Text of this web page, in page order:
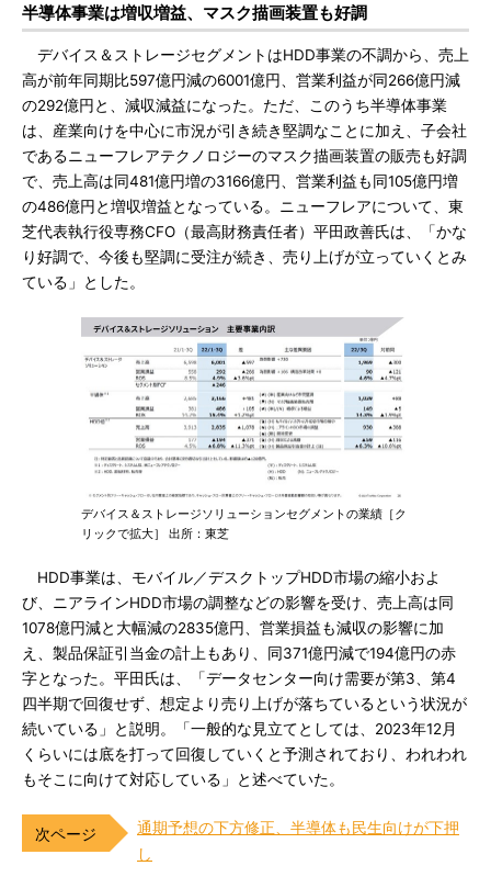
半導体事業は増収増益、マスク描画装置も好調
デバイス＆ストレージセグメントはHDD事業の不調から、売上
高が前年同期比597億円減の6001億円、営業利益が同266億円減
の292億円と、減収減益になった。ただ、このうち半導体事業
は、産業向けを中心に市況が引き続き堅調なことに加え、子会社
であるニューフレアテクノロジーのマスク描画装置の販売も好調
で、売上高は同481億円増の3166億円、営業利益も同105億円増
の486億円と増収増益となっている。ニューフレアについて、東
芝代表執行役専務CFO（最高財務責任者）平田政善氏は、「かな
り好調で、今後も堅調に受注が続き、売り上げが立っていくとみ
ている」とした。
デバイス＆ストレージソリューションセグメントの業績［ク
リックで拡大］ 出所：東芝
HDD事業は、モバイル／デスクトップHDD市場の縮小およ
び、ニアラインHDD市場の調整などの影響を受け、売上高は同
1078億円減と大幅減の2835億円、営業損益も減収の影響に加
え、製品保証引当金の計上もあり、同371億円減で194億円の赤
字となった。平田氏は、「データセンター向け需要が第3、第4
四半期で回復せず、想定より売り上げが落ちているという状況が
続いている」と説明。「一般的な見立てとしては、2023年12月
くらいには底を打って回復していくと予測されており、われわれ
もそこに向けて対応している」と述べていた。
通期予想の下方修正、半導体も民生向けが下押
し